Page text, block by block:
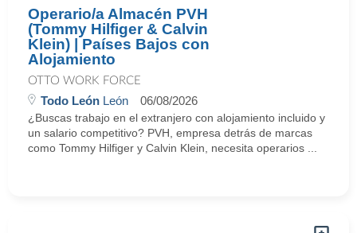
Operario/a Almacén PVH
(Tommy Hilfiger & Calvin
Klein) | Países Bajos con
Alojamiento
OTTO WORK FORCE
Todo León León 06/08/2026
¿Buscas trabajo en el extranjero con alojamiento incluido y
un salario competitivo? PVH, empresa detrás de marcas
como Tommy Hilfiger y Calvin Klein, necesita operarios ...